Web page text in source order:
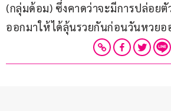
(กลุ่มด้อม) ซึ่งคาดว่าจะมีการปล่อยตั
ออกมาให้ได้ลุ้นรวยกันก่อนวันหวย